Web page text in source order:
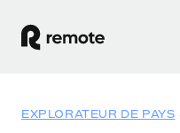
EXPLORATEUR DE PAYS